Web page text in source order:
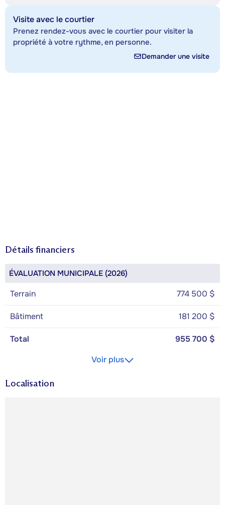
Visite avec le courtier
Prenez rendez-vous avec le courtier pour visiter la
propriété à votre rythme, en personne.
Demander une visite
Détails financiers
ÉVALUATION MUNICIPALE (2026)
Terrain 774 500 $
Bâtiment 181 200 $
Total
955 700 $
Voir plus
Localisation